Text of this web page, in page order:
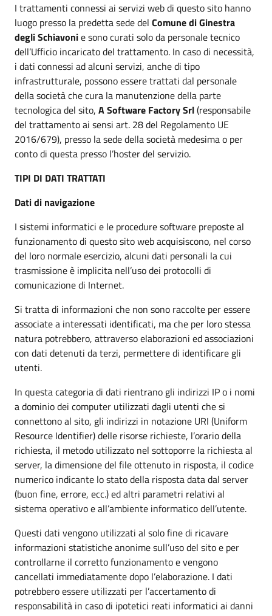
I trattamenti connessi ai servizi web di questo sito hanno
luogo presso la predetta sede del Comune di Ginestra
degli Schiavonie sono curati solo da personale tecnico
dell’Ufficio incaricato del trattamento. In caso di necessità,
i dati connessi ad alcuni servizi, anche di tipo
infrastrutturale, possono essere trattati dal personale
della società che cura la manutenzione della parte
tecnologica del sito, A Software Factory Srl(responsabile
del trattamento ai sensi art. 28 del Regolamento UE
2016/679), presso la sede della società medesima o per
conto di questa presso l’hoster del servizio.
TIPI DI DATI TRATTATI
Dati di navigazione
I sistemi informatici e le procedure software preposte al
funzionamento di questo sito web acquisiscono, nel corso
del loro normale esercizio, alcuni dati personali la cui
trasmissione è implicita nell’uso dei protocolli di
comunicazione di Internet.
Si tratta di informazioni che non sono raccolte per essere
associate a interessati identificati, ma che per loro stessa
natura potrebbero, attraverso elaborazioni ed associazioni
con dati detenuti da terzi, permettere di identificare gli
utenti.
In questa categoria di dati rientrano gli indirizzi IP o i nomi
a dominio dei computer utilizzati dagli utenti che si
connettono al sito, gli indirizzi in notazione URI (Uniform
Resource Identifier) delle risorse richieste, l’orario della
richiesta, il metodo utilizzato nel sottoporre la richiesta al
server, la dimensione del file ottenuto in risposta, il codice
numerico indicante lo stato della risposta data dal server
(buon fine, errore, ecc.) ed altri parametri relativi al
sistema operativo e all’ambiente informatico dell’utente.
Questi dati vengono utilizzati al solo fine di ricavare
informazioni statistiche anonime sull’uso del sito e per
controllarne il corretto funzionamento e vengono
cancellati immediatamente dopo l’elaborazione. I dati
potrebbero essere utilizzati per l’accertamento di
responsabilità in caso di ipotetici reati informatici ai danni